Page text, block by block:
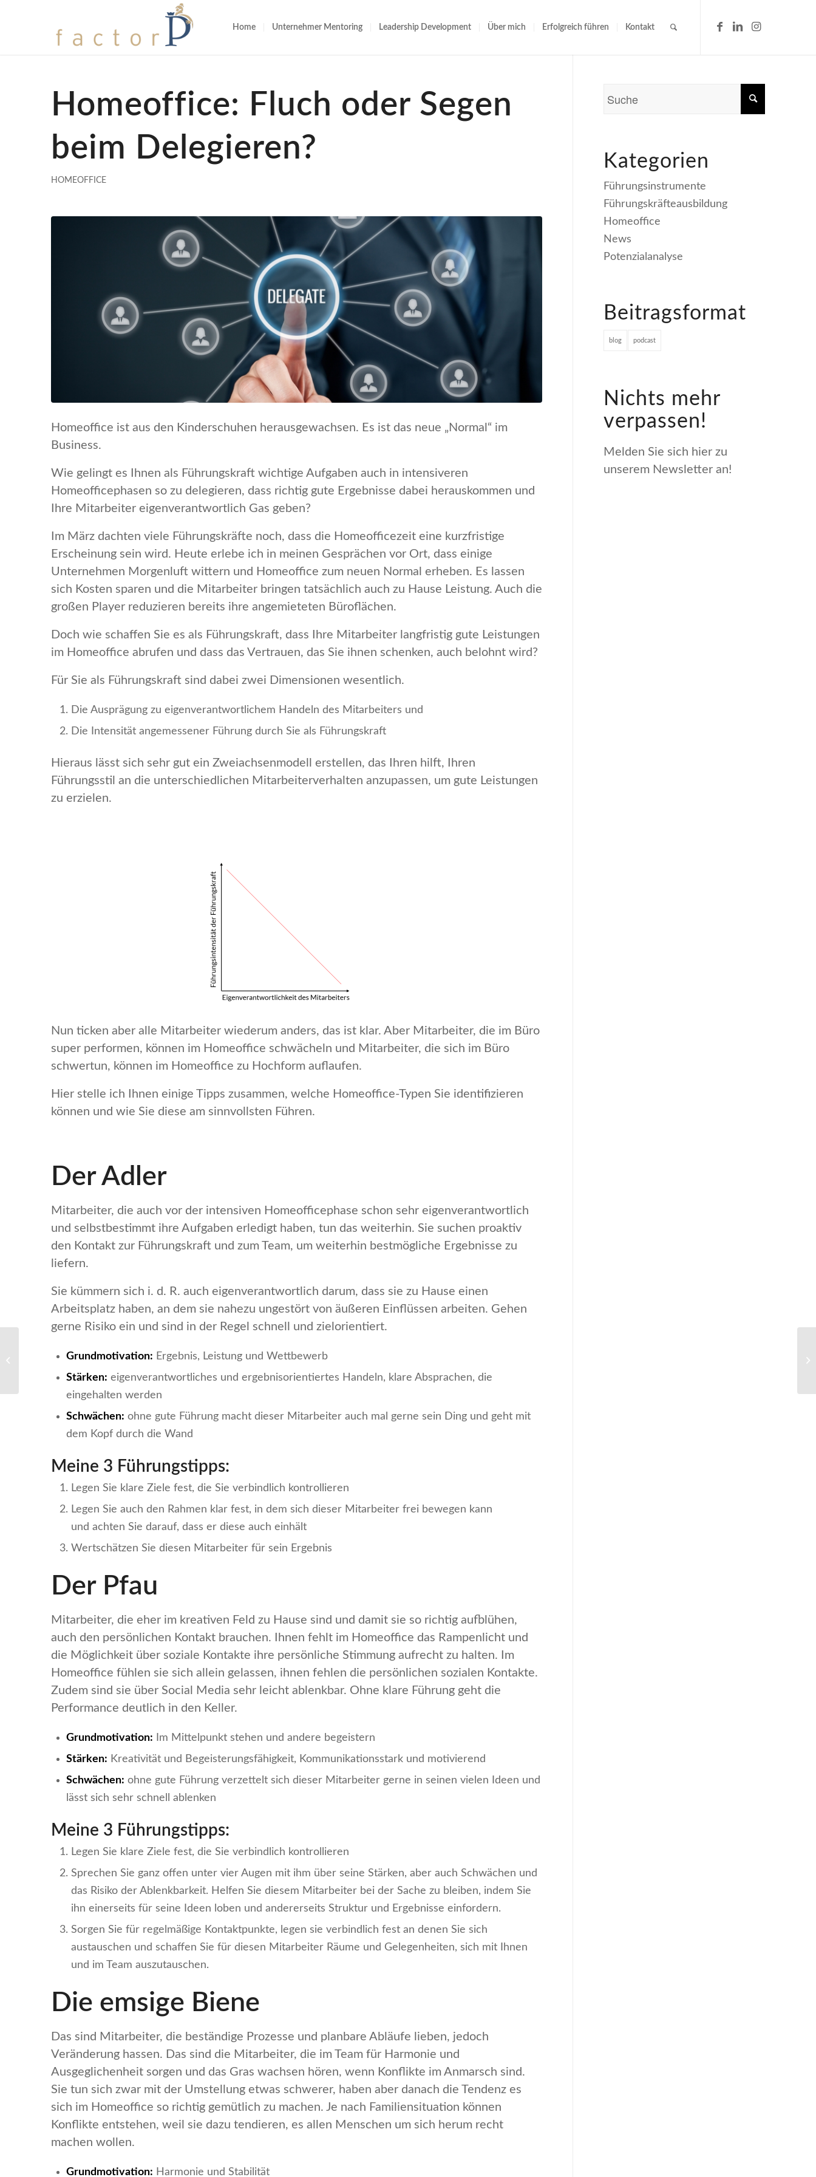
Home Unternehmer Mentoring Leadership Development Über mich Erfolgreich führen Kontakt
Homeoffice: Fluch oder Segen
beim Delegieren?
HOMEOFFICE
Homeoffice ist aus den Kinderschuhen herausgewachsen. Es ist das neue „Normal“ im
Business.
Wie gelingt es Ihnen als Führungskraft wichtige Aufgaben auch in intensiveren
Homeofficephasen so zu delegieren, dass richtig gute Ergebnisse dabei herauskommen und
Ihre Mitarbeiter eigenverantwortlich Gas geben?
Im März dachten viele Führungskräfte noch, dass die Homeofficezeit eine kurzfristige
Erscheinung sein wird. Heute erlebe ich in meinen Gesprächen vor Ort, dass einige
Unternehmen Morgenluft wittern und Homeoffice zum neuen Normal erheben. Es lassen
sich Kosten sparen und die Mitarbeiter bringen tatsächlich auch zu Hause Leistung. Auch die
großen Player reduzieren bereits ihre angemieteten Büroflächen.
Doch wie schaffen Sie es als Führungskraft, dass Ihre Mitarbeiter langfristig gute Leistungen
im Homeoffice abrufen und dass das Vertrauen, das Sie ihnen schenken, auch belohnt wird?
Für Sie als Führungskraft sind dabei zwei Dimensionen wesentlich.
Die Ausprägung zu eigenverantwortlichem Handeln des Mitarbeiters und
Die Intensität angemessener Führung durch Sie als Führungskraft
Hieraus lässt sich sehr gut ein Zweiachsenmodell erstellen, das Ihren hilft, Ihren
Führungsstil an die unterschiedlichen Mitarbeiterverhalten anzupassen, um gute Leistungen
zu erzielen.
Nun ticken aber alle Mitarbeiter wiederum anders, das ist klar. Aber Mitarbeiter, die im Büro
super performen, können im Homeoffice schwächeln und Mitarbeiter, die sich im Büro
schwertun, können im Homeoffice zu Hochform auflaufen.
Hier stelle ich Ihnen einige Tipps zusammen, welche Homeoffice-Typen Sie identifizieren
können und wie Sie diese am sinnvollsten Führen.
Der Adler
Mitarbeiter, die auch vor der intensiven Homeofficephase schon sehr eigenverantwortlich
und selbstbestimmt ihre Aufgaben erledigt haben, tun das weiterhin. Sie suchen proaktiv
den Kontakt zur Führungskraft und zum Team, um weiterhin bestmögliche Ergebnisse zu
liefern.
Sie kümmern sich i. d. R. auch eigenverantwortlich darum, dass sie zu Hause einen
Arbeitsplatz haben, an dem sie nahezu ungestört von äußeren Einflüssen arbeiten. Gehen
gerne Risiko ein und sind in der Regel schnell und zielorientiert.
Grundmotivation: Ergebnis, Leistung und Wettbewerb
Stärken: eigenverantwortliches und ergebnisorientiertes Handeln, klare Absprachen, die
eingehalten werden
Schwächen: ohne gute Führung macht dieser Mitarbeiter auch mal gerne sein Ding und geht mit
dem Kopf durch die Wand
Meine 3 Führungstipps:
Legen Sie klare Ziele fest, die Sie verbindlich kontrollieren
Legen Sie auch den Rahmen klar fest, in dem sich dieser Mitarbeiter frei bewegen kann
und achten Sie darauf, dass er diese auch einhält
Wertschätzen Sie diesen Mitarbeiter für sein Ergebnis
Der Pfau
Mitarbeiter, die eher im kreativen Feld zu Hause sind und damit sie so richtig aufblühen,
auch den persönlichen Kontakt brauchen. Ihnen fehlt im Homeoffice das Rampenlicht und
die Möglichkeit über soziale Kontakte ihre persönliche Stimmung aufrecht zu halten. Im
Homeoffice fühlen sie sich allein gelassen, ihnen fehlen die persönlichen sozialen Kontakte.
Zudem sind sie über Social Media sehr leicht ablenkbar. Ohne klare Führung geht die
Performance deutlich in den Keller.
Grundmotivation: Im Mittelpunkt stehen und andere begeistern
Stärken: Kreativität und Begeisterungsfähigkeit, Kommunikationsstark und motivierend
Schwächen: ohne gute Führung verzettelt sich dieser Mitarbeiter gerne in seinen vielen Ideen und
lässt sich sehr schnell ablenken
Meine 3 Führungstipps:
Legen Sie klare Ziele fest, die Sie verbindlich kontrollieren
Sprechen Sie ganz offen unter vier Augen mit ihm über seine Stärken, aber auch Schwächen und
das Risiko der Ablenkbarkeit. Helfen Sie diesem Mitarbeiter bei der Sache zu bleiben, indem Sie
ihn einerseits für seine Ideen loben und andererseits Struktur und Ergebnisse einfordern.
Sorgen Sie für regelmäßige Kontaktpunkte, legen sie verbindlich fest an denen Sie sich
austauschen und schaffen Sie für diesen Mitarbeiter Räume und Gelegenheiten, sich mit Ihnen
und im Team auszutauschen.
Die emsige Biene
Das sind Mitarbeiter, die beständige Prozesse und planbare Abläufe lieben, jedoch
Veränderung hassen. Das sind die Mitarbeiter, die im Team für Harmonie und
Ausgeglichenheit sorgen und das Gras wachsen hören, wenn Konflikte im Anmarsch sind.
Sie tun sich zwar mit der Umstellung etwas schwerer, haben aber danach die Tendenz es
sich im Homeoffice so richtig gemütlich zu machen. Je nach Familiensituation können
Konflikte entstehen, weil sie dazu tendieren, es allen Menschen um sich herum recht
machen wollen.
Grundmotivation: Harmonie und Stabilität
Kategorien
Führungsinstrumente
Führungskräfteausbildung
Homeoffice
News
Potenzialanalyse
Beitragsformat
blog podcast
Nichts mehr
verpassen!
Melden Sie sich hier zu
unserem Newsletter an!
Konflikte klären